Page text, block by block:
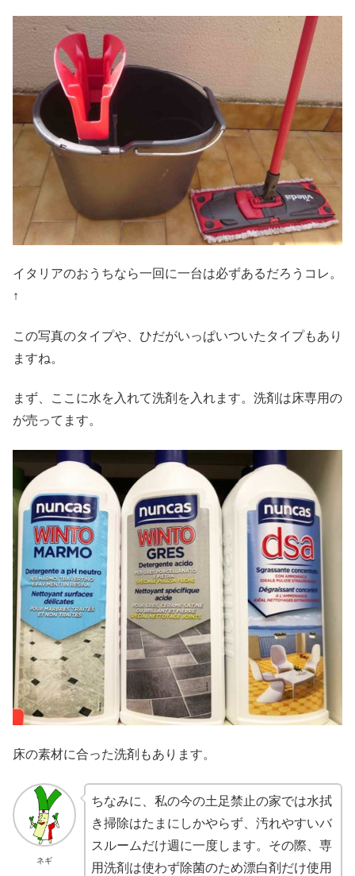
イタリアのおうちなら一回に一台は必ずあるだろうコレ。
↑
この写真のタイプや、ひだがいっぱいついたタイプもあり
ますね。
まず、ここに水を入れて洗剤を入れます。洗剤は床専用の
が売ってます。
床の素材に合った洗剤もあります。
ネギ
ちなみに、私の今の土足禁止の家では水拭
き掃除はたまにしかやらず、汚れやすいバ
スルームだけ週に一度します。その際、専
用洗剤は使わず除菌のため漂白剤だけ使用